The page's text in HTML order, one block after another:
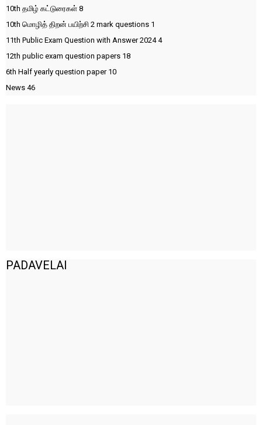
10th தமிழ் கட்டுரைகள் 8
10th மொழித் திறன் பயிற்சி 2 mark questions 1
11th Public Exam Question with Answer 20244
12th public exam question papers 18
6th Half yearly question paper 10
News 46
PADAVELAI